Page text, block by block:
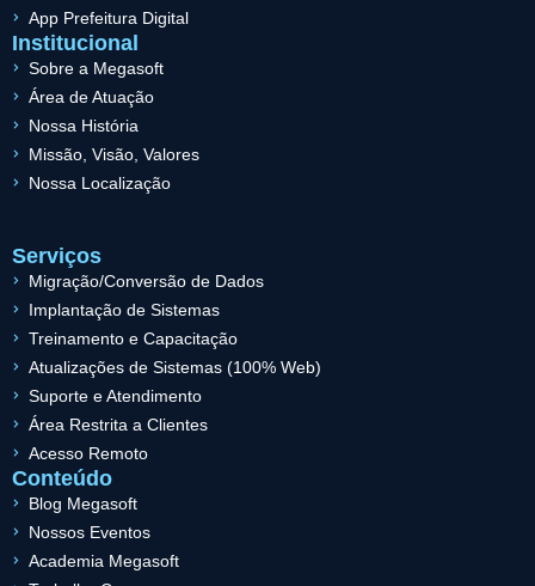
App Prefeitura Digital
Institucional
Sobre a Megasoft
Área de Atuação
Nossa História
Missão, Visão, Valores
Nossa Localização
Serviços
Migração/Conversão de Dados
Implantação de Sistemas
Treinamento e Capacitação
Atualizações de Sistemas (100% Web)
Suporte e Atendimento
Área Restrita a Clientes
Acesso Remoto
Conteúdo
Blog Megasoft
Nossos Eventos
Academia Megasoft